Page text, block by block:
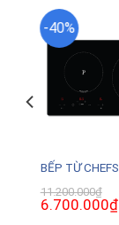
-40%
BẾP TỪ
11.200.000₫
Giá
gốc
6.700.000₫